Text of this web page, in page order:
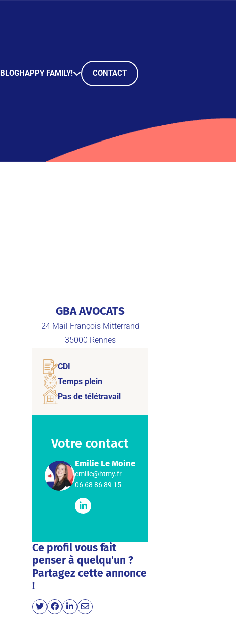
BLOGHAPPY FAMILY! CONTACT
GBA AVOCATS
24 Mail François Mitterrand
35000 Rennes
CDI
Temps plein
Pas de télétravail
Votre contact
Emilie Le Moine
emilie@htmy.fr
06 68 86 89 15
Ce profil vous fait
penser à quelqu'un ?
Partagez cette annonce
!